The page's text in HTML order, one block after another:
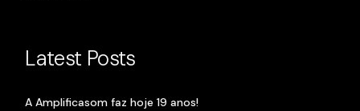
Latest Posts
A Amplificasom faz hoje 19 anos!